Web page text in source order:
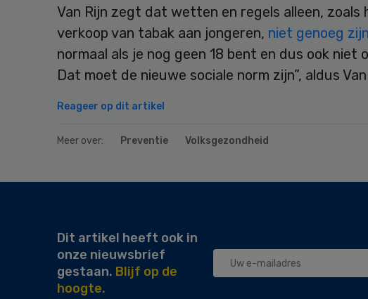
Van Rijn zegt dat wetten en regels alleen, zoals
verkoop van tabak aan jongeren, niet genoeg zijn
normaal als je nog geen 18 bent en dus ook niet
Dat moet de nieuwe sociale norm zijn”, aldus Van
Reageer op dit artikel
Meer over: Preventie Volksgezondheid
Dit artikel heeft ook in
onze nieuwsbrief
gestaan. Blijf op de
hoogte.